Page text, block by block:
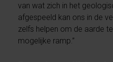
van wat zich in het
afgespeeld kan ons in de
zelfs helpen om de aarde
mogelijke ramp.”